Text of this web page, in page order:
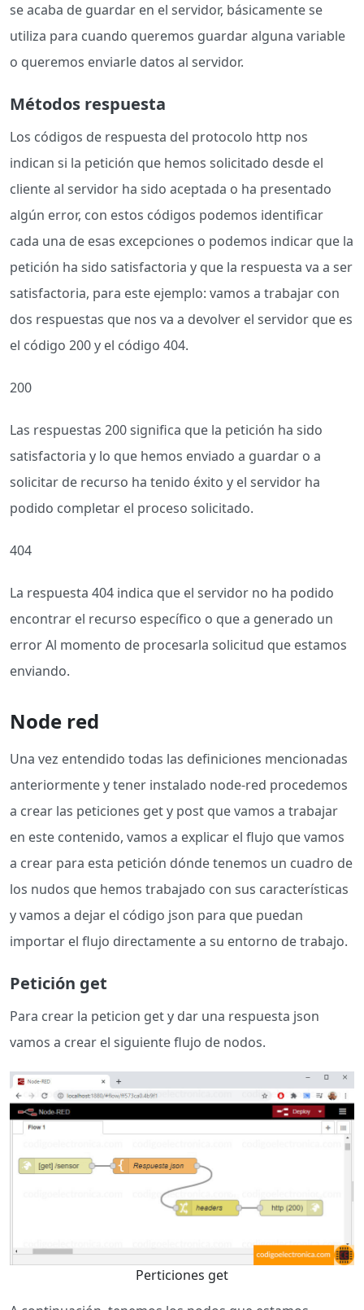
se acaba de guardar en el servidor, básicamente se
utiliza para cuando queremos guardar alguna variable
o queremos enviarle datos al servidor.
Métodos respuesta
Los códigos de respuesta del protocolo http nos
indican si la petición que hemos solicitado desde el
cliente al servidor ha sido aceptada o ha presentado
algún error, con estos códigos podemos identificar
cada una de esas excepciones o podemos indicar que la
petición ha sido satisfactoria y que la respuesta va a ser
satisfactoria, para este ejemplo: vamos a trabajar con
dos respuestas que nos va a devolver el servidor que es
el código 200 y el código 404.
200
Las respuestas 200 significa que la petición ha sido
satisfactoria y lo que hemos enviado a guardar o a
solicitar de recurso ha tenido éxito y el servidor ha
podido completar el proceso solicitado.
404
La respuesta 404 indica que el servidor no ha podido
encontrar el recurso específico o que a generado un
error Al momento de procesarla solicitud que estamos
enviando.
Node red
Una vez entendido todas las definiciones mencionadas
anteriormente y tener instalado node-red procedemos
a crear las peticiones get y post que vamos a trabajar
en este contenido, vamos a explicar el flujo que vamos
a crear para esta petición dónde tenemos un cuadro de
los nudos que hemos trabajado con sus características
y vamos a dejar el código json para que puedan
importar el flujo directamente a su entorno de trabajo.
Petición get
Para crear la peticion get y dar una respuesta json
vamos a crear el siguiente flujo de nodos.
Perticiones get